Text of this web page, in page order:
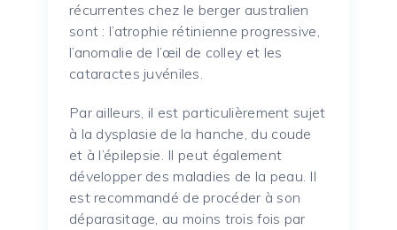
récurrentes chez le berger australien
sont : l’atrophie rétinienne progressive,
l’anomalie de l’œil de colley et les
cataractes juvéniles.
Par ailleurs, il est particulièrement sujet
à la dysplasie de la hanche, du coude
et à l’épilepsie. Il peut également
développer des maladies de la peau. Il
est recommandé de procéder à son
déparasitage, au moins trois fois par